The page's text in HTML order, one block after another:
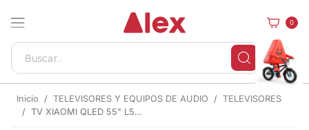
0
Inicio TELEVISORES Y EQUIPOS DE AUDIO
TELEVISORES
TV XIAOMI QLED 55" L55MBAPPH APRO 2026 SMART GOOGLE TV BT